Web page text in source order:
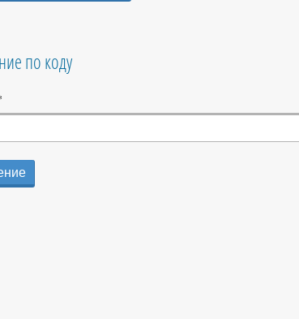
по коду